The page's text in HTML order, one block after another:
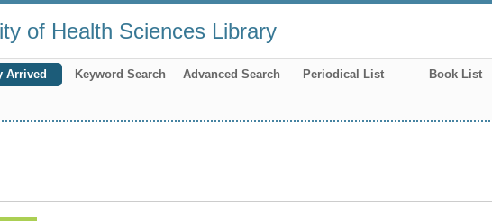
of Health Sciences Library
Arrived Keyword Search Advanced Search Periodical List Book List